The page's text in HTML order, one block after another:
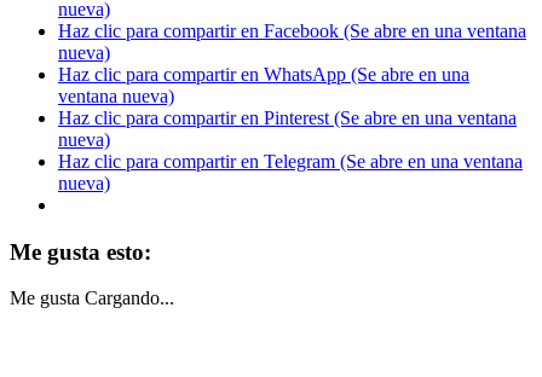
nueva)
Haz clic para compartir en Facebook (Se abre en una ventana
nueva)
Haz clic para compartir en WhatsApp (Se abre en una
ventana nueva)
Haz clic para compartir en Pinterest (Se abre en una ventana
nueva)
Haz clic para compartir en Telegram (Se abre en una ventana
nueva)
Me gusta esto:
Me gusta Cargando...